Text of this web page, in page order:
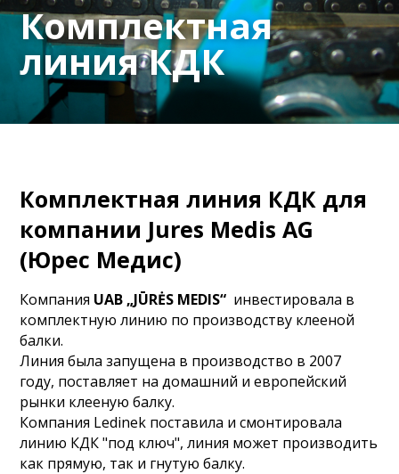
Комплектная
линия КДК
Комплектная
линия КДК
Комплектная линия КДК для
компании Jures Medis AG
(Юрес Медис)
Компания UAB „JŪRĖS MEDIS“ инвестировала в
комплектную линию по производству клееной
балки.
Линия была запущена в производство в 2007
году, поставляет на домашний и европейский
рынки клееную балку.
Компания Ledinek поставила и смонтировала
линию КДК "под ключ", линия может производить
как прямую, так и гнутую балку.